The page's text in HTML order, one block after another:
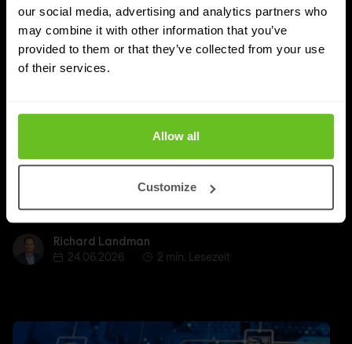
our social media, advertising and analytics partners who
may combine it with other information that you’ve
provided to them or that they’ve collected from your use
of their services.
Allow all
Customize
MSSP
Technologie ist immer seltener das
entscheidende Unterscheidungsmerkmal
Warum reine Inhouse-Sicherheit an ihre Grenzen stößt
und worauf Unternehmen bei der Wahl eines MSSP-
Richard Landman
Richard Landman
24.06.2026
2 min. Lesezeit